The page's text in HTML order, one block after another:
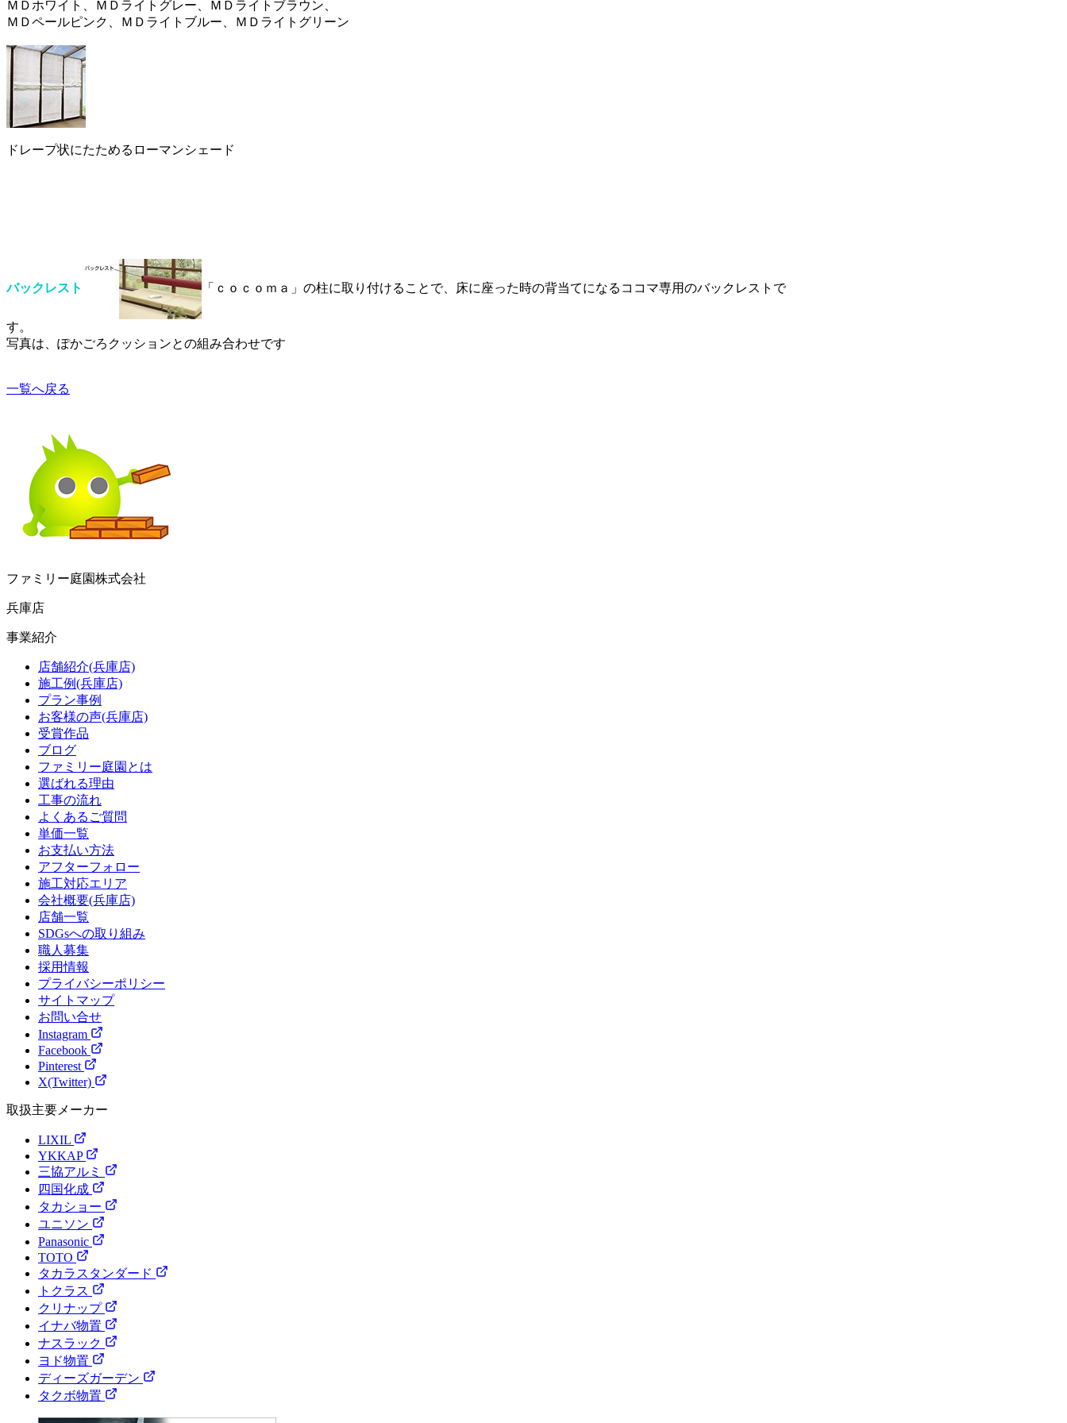
ＭＤホワイト、ＭＤライトグレー、ＭＤライトブラウン、
ＭＤペールピンク、ＭＤライトブルー、ＭＤライトグリーン
ドレープ状にたためるローマンシェード
バックレスト 「ｃｏｃｏｍａ」の柱に取り付けることで、床に座った時の背当てになるココマ専用のバックレストで
す。
写真は、ぽかごろクッションとの組み合わせです
一覧へ戻る
ファミリー庭園株式会社
兵庫店
事業紹介
店舗紹介(兵庫店)
施工例(兵庫店)
プラン事例
お客様の声(兵庫店)
受賞作品
ブログ
ファミリー庭園とは
選ばれる理由
工事の流れ
よくあるご質問
単価一覧
お支払い方法
アフターフォロー
施工対応エリア
会社概要(兵庫店)
店舗一覧
SDGsへの取り組み
職人募集
採用情報
プライバシーポリシー
サイトマップ
お問い合せ
Instagram
Facebook
Pinterest
X(Twitter)
取扱主要メーカー
LIXIL
YKKAP
三協アルミ
四国化成
タカショー
ユニソン
Panasonic
TOTO
タカラスタンダード
トクラス
クリナップ
イナバ物置
ナスラック
ヨド物置
ディーズガーデン
タクボ物置